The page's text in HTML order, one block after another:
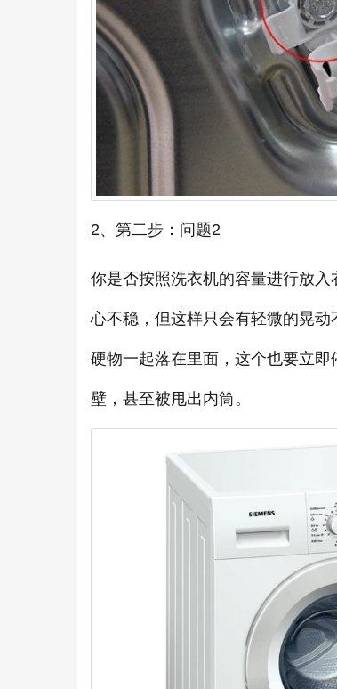
2、第二步：问题2
你是否按照洗衣机的容量进行放
心不稳，但这样只会有轻微的晃
硬物一起落在里面，这个也要立
壁，甚至被甩出内筒。